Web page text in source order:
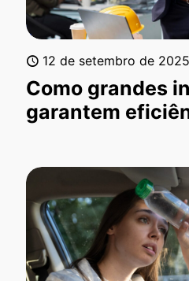
12 de setembro de 2025
Como grandes
garantem